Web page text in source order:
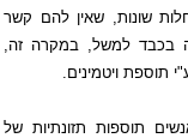
שונות, שאין להם קשר
בכבד למשל, במקרה זה,
תוספת ויטמינים.
תוספות תזונתיות של